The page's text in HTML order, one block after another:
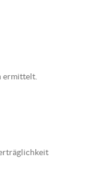
ermittelt.